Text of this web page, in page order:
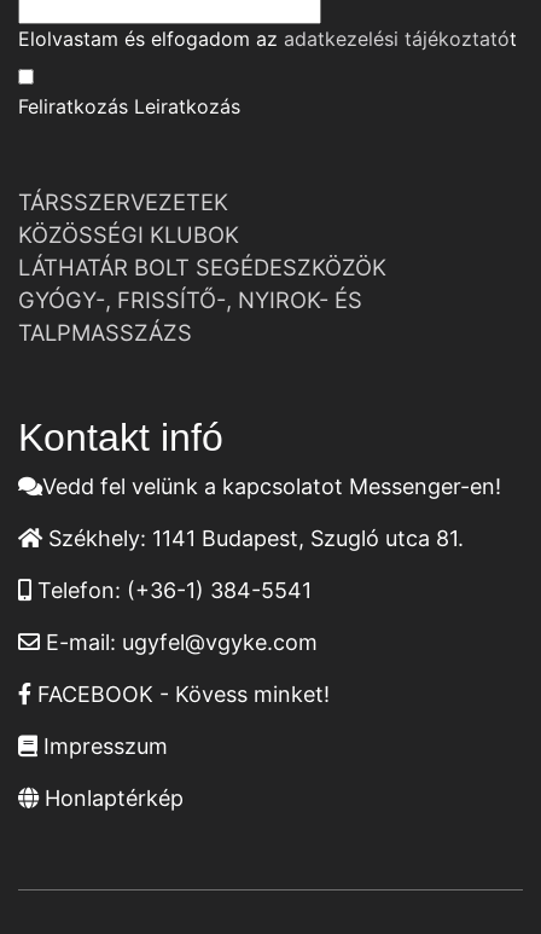
Elolvastam és elfogadom az adatkezelési tájékoztatót
Feliratkozás Leiratkozás
TÁRSSZERVEZETEK
KÖZÖSSÉGI KLUBOK
LÁTHATÁR BOLT SEGÉDESZKÖZÖK
GYÓGY-, FRISSÍTŐ-, NYIROK- ÉS
TALPMASSZÁZS
Kontakt infó
Vedd fel velünk a kapcsolatot Messenger-en!
Székhely: 1141 Budapest, Szugló utca 81.
Telefon: (+36-1) 384-5541
E-mail: ugyfel@vgyke.com
FACEBOOK - Kövess minket!
Impresszum
Honlaptérkép